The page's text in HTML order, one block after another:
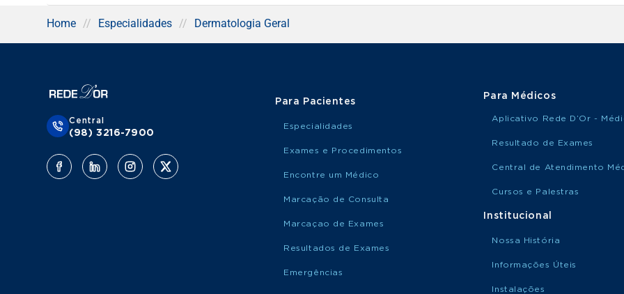
Home // Especialidades // Dermatologia Geral
Central
(98) 3216-7900
Para Pacientes
Especialidades
Exames e Procedimentos
Encontre um Médico
Marcação de Consulta
Marcaçao de Exames
Resultados de Exames
Emergências
Para Médicos
Aplicativo Rede D’Or -
Resultado de Exames
Central de Atendimento
Cursos e Palestras
Institucional
Nossa História
Informações Úteis
Instalações